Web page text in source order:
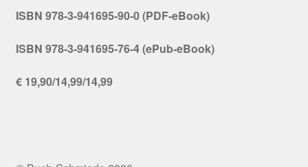
ISBN 978-3-941695-90-0 (PDF-eBook)
ISBN 978-3-941695-76-4 (ePub-eBook)
€ 19,90/14,99/14,99